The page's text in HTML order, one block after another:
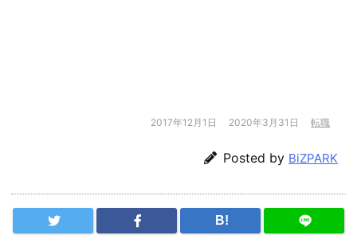
2017年12月1日 2020年3月31日 転職
Posted by BiZPARK
B!